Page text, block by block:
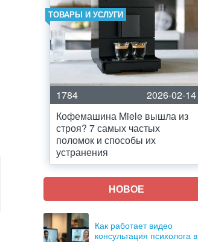
ТОВАРЫ И УСЛУГИ
1784
2026-02-14
Кофемашина Miele вышла из
строя? 7 самых частых
поломок и способы их
устранения
НОВОЕ
Как работает видео
консультация психолога в